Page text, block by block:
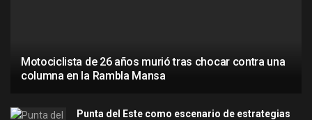
Motociclista de 26 años murió tras chocar contra una
columna en la Rambla Mansa
Punta del Este como escenario de estrategias